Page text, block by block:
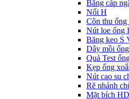
Băng cáp
Nối H
Côn thu
Nút loe ống
Băng keo S
Dây mồi
Quả Test
Kẹp ống
Nút cao su
Rẽ nhánh
Mặt bích